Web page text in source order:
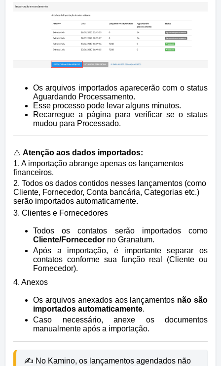
Os arquivos importados aparecerão com o status
Aguardando Processamento.
Esse processo pode levar alguns minutos.
Recarregue a página para verificar se o status
mudou para Processado.
⚠️ Atenção aos dados importados:
1. A importação abrange apenas os lançamentos
financeiros.
2. Todos os dados contidos nesses lançamentos (como
Cliente, Fornecedor, Conta bancária, Categorias etc.)
serão importados automaticamente.
3. Clientes e Fornecedores
Todos os contatos serão importados como
Cliente/Fornecedor no Granatum.
Após a importação, é importante separar os
contatos conforme sua função real (Cliente ou
Fornecedor).
4. Anexos
Os arquivos anexados aos lançamentos não são
importados automaticamente.
Caso necessário, anexe os documentos
manualmente após a importação.
✍️ No Kamino, os lançamentos agendados não